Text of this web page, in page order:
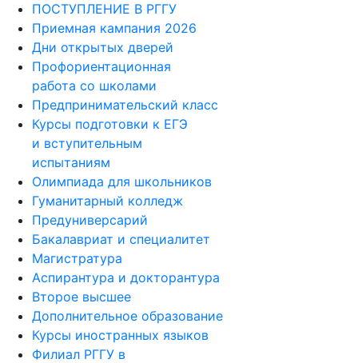
Приемная кампания 2026
Дни открытых дверей
Профориентационная
работа со школами
Предпринимательский класс
Курсы подготовки к ЕГЭ
и вступительным
испытаниям
Олимпиада для школьников
Гуманитарный колледж
Предуниверсарий
Бакалавриат и специалитет
Магистратура
Аспирантура и докторантура
Второе высшее
Дополнительное образование
Курсы иностранных языков
Филиал РГГУ в
г. Домодедово